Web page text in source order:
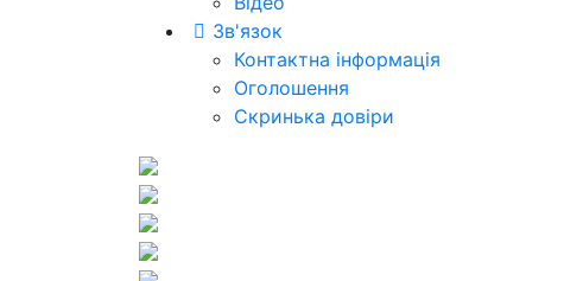
Зв'язок
Контактна інформація
Оголошення
Скринька довіри